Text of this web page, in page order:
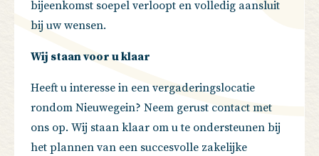
bijeenkomst soepel verloopt en volledig aansluit
bij uw wensen.
Wij staan voor u klaar
Heeft u interesse in een vergaderingslocatie
rondom Nieuwegein? Neem gerust contact met
ons op. Wij staan klaar om u te ondersteunen bij
het plannen van een succesvolle zakelijke